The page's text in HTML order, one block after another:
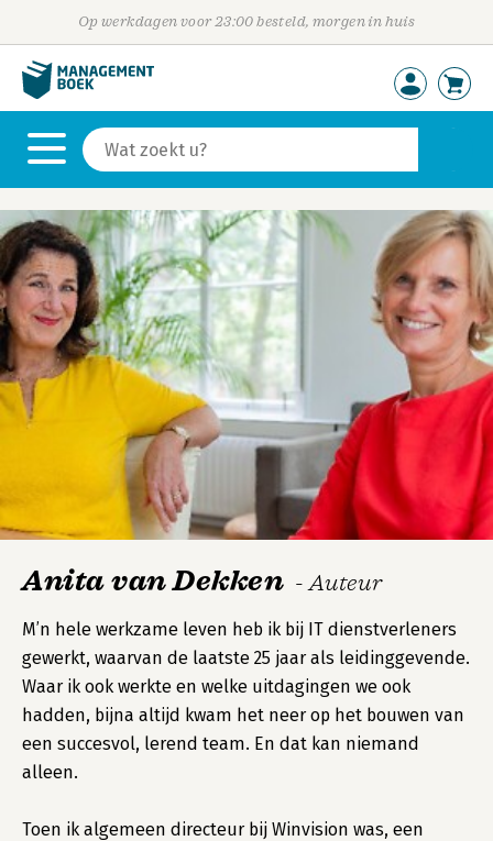
Op werkdagen voor 23:00 besteld, morgen in huis
Anita van Dekken - Auteur
M’n hele werkzame leven heb ik bij IT dienstverleners
gewerkt, waarvan de laatste 25 jaar als leidinggevende.
Waar ik ook werkte en welke uitdagingen we ook
hadden, bijna altijd kwam het neer op het bouwen van
een succesvol, lerend team. En dat kan niemand
alleen.
Toen ik algemeen directeur bij Winvision was, een